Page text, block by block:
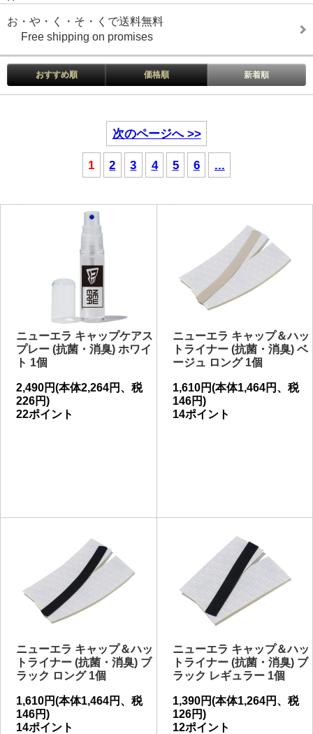
お・や・く・そ・くで送料無料
Free shipping on promises
おすすめ順 価格順 新着順
次のページへ >>
1 2 3 4 5 6 ...
ニューエラ キャップケアス
プレー (抗菌・消臭) ホワイ
ト 1個
2,490円(本体2,264円、税
226円)
22ポイント
ニューエラ キャップ＆ハッ
トライナー (抗菌・消臭) ベ
ージュ ロング 1個
1,610円(本体1,464円、税
146円)
14ポイント
ニューエラ キャップ＆ハッ
トライナー (抗菌・消臭) ブ
ラック ロング 1個
1,610円(本体1,464円、税
146円)
14ポイント
ニューエラ キャップ＆ハッ
トライナー (抗菌・消臭) ブ
ラック レギュラー 1個
1,390円(本体1,264円、税
126円)
12ポイント